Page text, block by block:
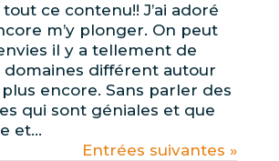
ce contenu!! J’ai adoré
m’y plonger. On peut
il y a tellement de
domaines différent autour
encore. Sans parler des
qui sont géniales et que
et...
Entrées suivantes »